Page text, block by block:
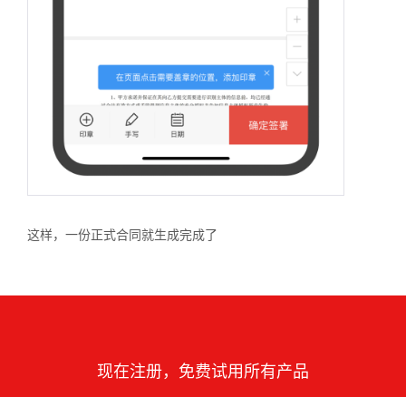
这样，一份正式合同就生成完成了
现在注册，免费试用所有产品